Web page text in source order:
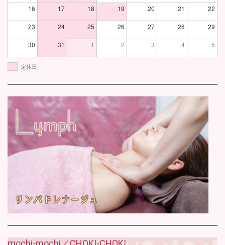
16 17 18 19 20 21 22
23 24 25 26 27 28 29
30 31 1 2 3 4 5
定休日